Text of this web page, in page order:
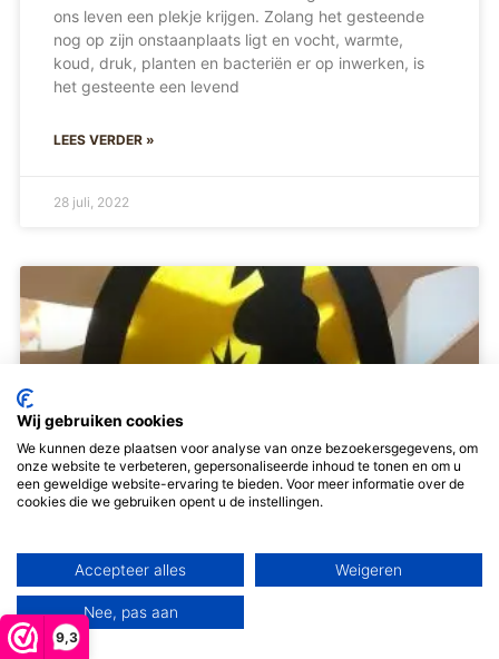
9,3
ons leven een plekje krijgen. Zolang het gesteende
nog op zijn onstaanplaats ligt en vocht, warmte,
koud, druk, planten en bacteriën er op inwerken, is
het gesteente een levend
LEES VERDER »
28 juli, 2022
Transparant maken voor pasen DIY
Gratis Patroon Paas Transparant Voor je het weet is
het al weer pasen, de voorbereidingen zijn net zo fijn
Wij gebruiken cookies
We kunnen deze plaatsen voor analyse van onze bezoekersgegevens, om
onze website te verbeteren, gepersonaliseerde inhoud te tonen en om u
een geweldige website-ervaring te bieden. Voor meer informatie over de
cookies die we gebruiken opent u de instellingen.
Accepteer alles Weigeren
Nee, pas aan